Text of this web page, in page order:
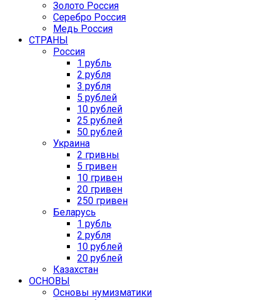
Золото Россия
Серебро Россия
Медь Россия
СТРАНЫ
Россия
1 рубль
2 рубля
3 рубля
5 рублей
10 рублей
25 рублей
50 рублей
Украина
2 гривны
5 гривен
10 гривен
20 гривен
250 гривен
Беларусь
1 рубль
2 рубля
10 рублей
20 рублей
Казахстан
ОСНОВЫ
Основы нумизматики